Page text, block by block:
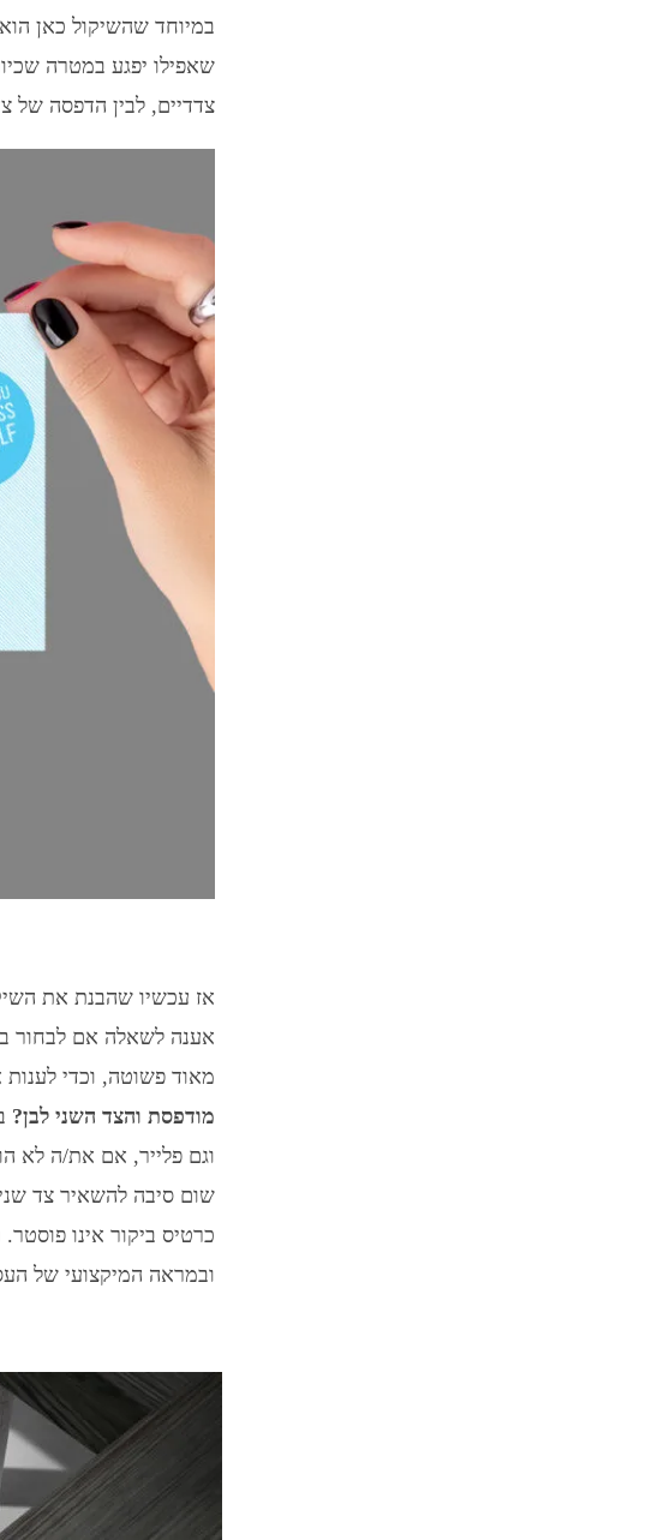
במיוחד שהשיקול כאן
צדדיים, לבין הדפסה של
אז עכשיו שהבנת את
אענה לשאלה אם לבחור
מאוד פשוטה, וכדי
מודפסת והצד השני לבן?
וגם פלייר, אם את/ה לא
שום סיבה להשאיר צד
כרטיס ביקור אינו
ובמראה המיקצועי של